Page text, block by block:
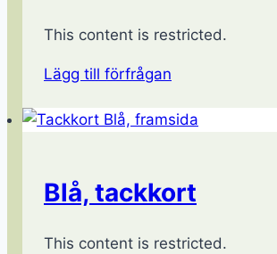
This content is restricted.
Lägg till förfrågan
Blå, tackkort
This content is restricted.